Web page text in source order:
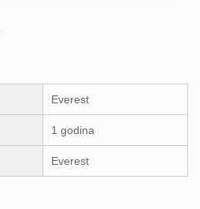
Everest
1 godina
Everest